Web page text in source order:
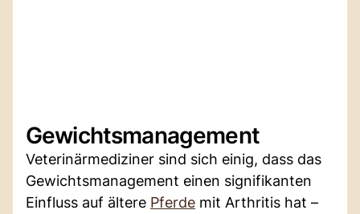
Gewichtsmanagement
Veterinärmediziner sind sich einig, dass das
Gewichtsmanagement einen signifikanten
Einfluss auf ältere Pferde mit Arthritis hat –